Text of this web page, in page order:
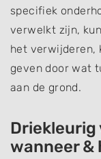
specifiek
verwelkt zijn,
het verwijderen,
geven door wat
aan de grond.
wanneer &